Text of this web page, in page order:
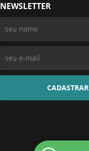
NEWSLETTER
CADASTRAR